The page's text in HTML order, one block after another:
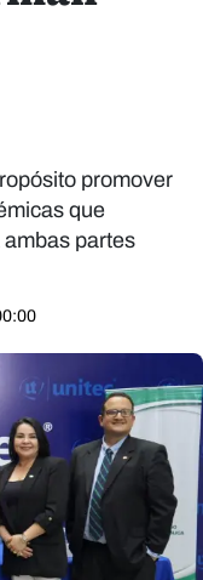
promover
que
partes